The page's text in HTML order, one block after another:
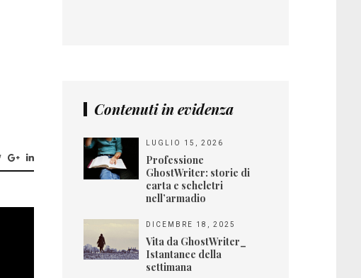
Contenuti in evidenza
LUGLIO 15, 2026
Professione
GhostWriter: storie di
carta e scheletri
nell’armadio
DICEMBRE 18, 2025
Vita da GhostWriter_
Istantanee della
settimana